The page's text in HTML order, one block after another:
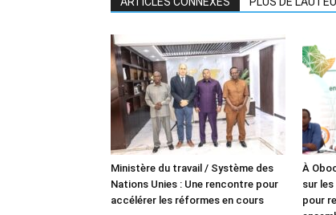
Ministère du travail / Système des
Nations Unies : Une rencontre pour
accélérer les réformes en cours
À
sur
pour